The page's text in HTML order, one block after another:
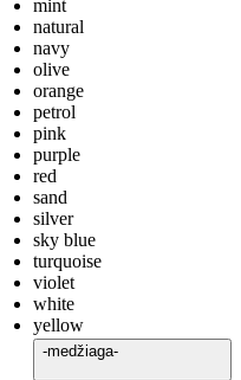
mint
natural
navy
olive
orange
petrol
pink
purple
red
sand
silver
sky blue
turquoise
violet
white
yellow
-medžiaga-